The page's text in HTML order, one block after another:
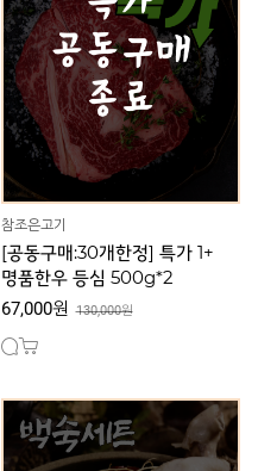
참조은고기
[공동구매:30개한정] 특가 1+
명품한우 등심 500g*2
67,000원 130,000원